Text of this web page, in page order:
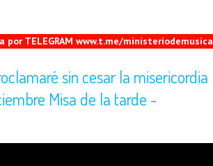
por TELEGRAM www.t.me/ministeriodemusica
sin cesar la misericordia
Misa de la tarde -